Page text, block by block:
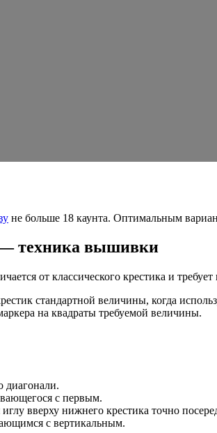
не больше 18 каунта. Оптимальным
техника вышивки
от классического крестика и
стандартной величины, когда
на квадраты требуемой величины.
диагонали.
с первым.
вверху нижнего крестика точно
с вертикальным.